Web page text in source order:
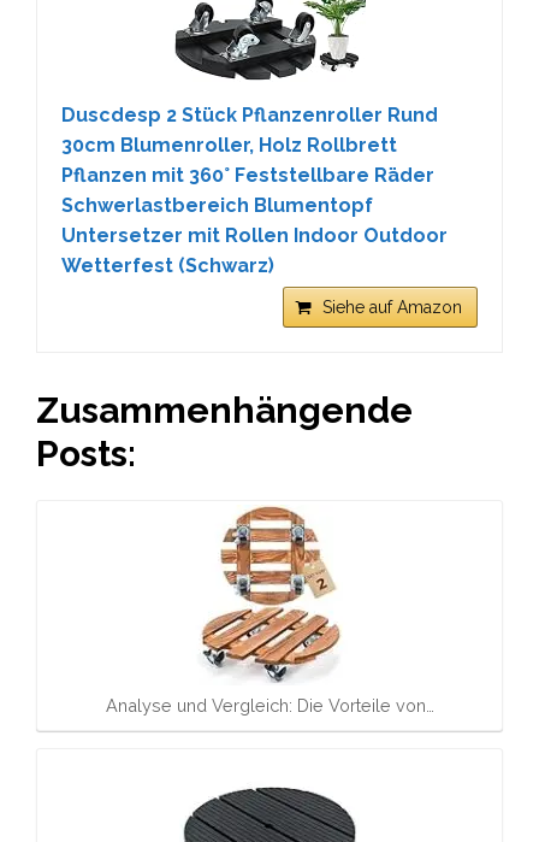
Duscdesp 2 Stück Pflanzenroller Rund
30cm Blumenroller, Holz Rollbrett
Pflanzen mit 360° Feststellbare Räder
Schwerlastbereich Blumentopf
Untersetzer mit Rollen Indoor Outdoor
Wetterfest (Schwarz)
Siehe auf Amazon
Zusammenhängende
Posts:
Analyse und Vergleich: Die Vorteile von…